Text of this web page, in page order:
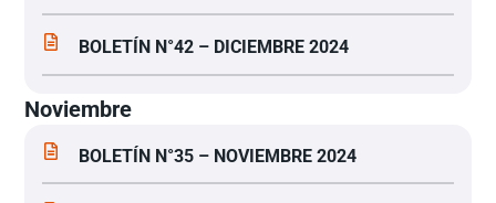
BOLETÍN N°42 – DICIEMBRE 2024
Noviembre
BOLETÍN N°35 – NOVIEMBRE 2024